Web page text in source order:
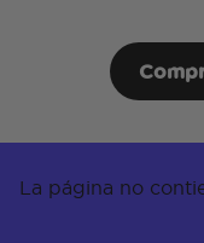
La página no